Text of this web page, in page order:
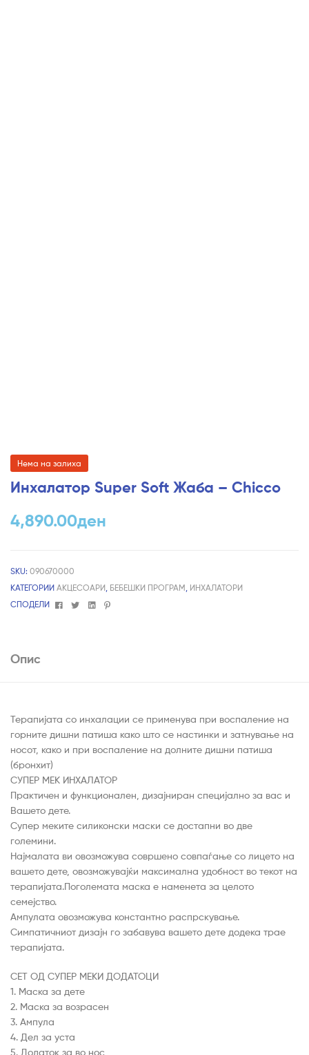
Нема на залиха
Инхалатор Super Soft Жаба – Chicco
4,890.00ден
SKU: 090670000
КАТЕГОРИИ АКЦЕСОАРИ БЕБЕШКИ ПРОГРАМ ИНХАЛАТОРИ
СПОДЕЛИ
FacebookTwitterLinkedin
Pinterest
Опис
Терапијата со инхалации се применува при воспаление на
горните дишни патиша како што се настинки и затнување на
носот, како и при воспаление на долните дишни патиша
(бронхит)
СУПЕР МЕК ИНХАЛАТОР
Практичен и функционален, дизајниран специјално за вас и
Вашето дете.
Супер меките силиконски маски се достапни во две
големини.
Најмалата ви овозможува совршено совпаѓање со лицето на
вашето дете, овозможувајќи максимална удобност во текот на
терапијата.Поголемата маска е наменета за целото
семејство.
Ампулата овозможува константно распрскување.
Симпатичниот дизајн го забавува вашето дете додека трае
терапијата.
СЕТ ОД СУПЕР МЕКИ ДОДАТОЦИ
1. Маска за дете
2. Маска за возрасен
3. Ампула
4. Дел за уста
5. Додаток за во нос